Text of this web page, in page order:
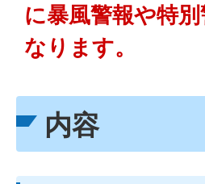
に暴風警報や特
なります。
内容